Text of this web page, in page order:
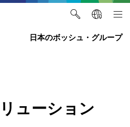
日本のボッシュ・グループ
ューション